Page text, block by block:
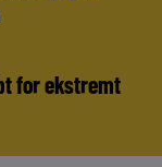
for ekstremt